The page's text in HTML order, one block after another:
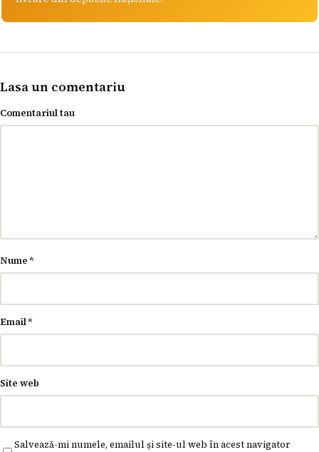
Lasa un comentariu
Comentariul tau
Nume*
Email*
Site web
Salvează-mi numele, emailul și site-ul web în acest navigator